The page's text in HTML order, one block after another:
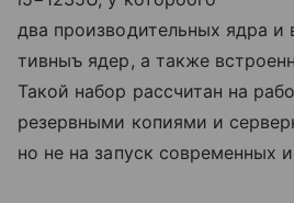
два производительных ядра и
тивныъ ядер, а также
Такой набор рассчитан на
резервными копиями и
но не на запуск современных